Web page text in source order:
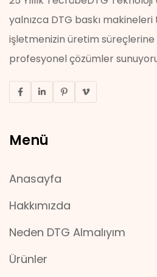
yalnızca DTG baskı
işletmenizin üretim
profesyonel çözümler
Menü
Anasayfa
Hakkımızda
Neden DTG Almalıyım
Ürünler